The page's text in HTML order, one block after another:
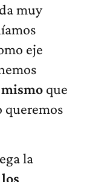
muy
eje
que
queremos
la